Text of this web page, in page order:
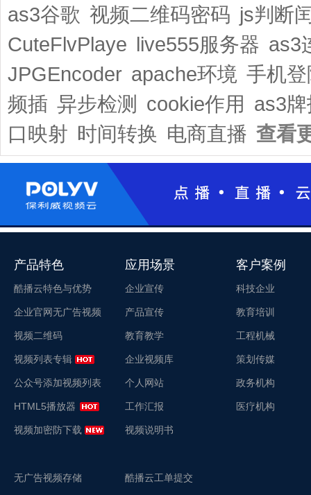
as3谷歌 视频二维码密码 js判断
CuteFlvPlaye live555服务器 as3
JPGEncoder apache环境 手机
频插 异步检测 cookie作用 as3
口映射 时间转换 电商直播 查看
产品特色
酷播云特色与优势
企业官网无广告视频
视频二维码
视频列表专辑
公众号添加视频列表
HTML5播放器
视频加密防下载
无广告视频存储
应用场景
企业宣传
产品宣传
教育教学
企业视频库
个人网站
工作汇报
视频说明书
酷播云工单提交
客户案例
科技企业
教育培训
工程机械
策划传媒
政务机构
医疗机构